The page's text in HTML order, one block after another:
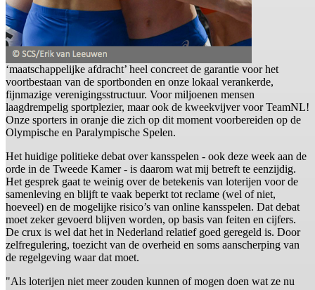
‘maatschappelijke afdracht’ heel concreet de garantie voor het
voortbestaan van de sportbonden en onze lokaal verankerde,
fijnmazige verenigingsstructuur. Voor miljoenen mensen
laagdrempelig sportplezier, maar ook de kweekvijver voor TeamNL!
Onze sporters in oranje die zich op dit moment voorbereiden op de
Olympische en Paralympische Spelen.
Het huidige politieke debat over kansspelen - ook deze week aan de
orde in de Tweede Kamer - is daarom wat mij betreft te eenzijdig.
Het gesprek gaat te weinig over de betekenis van loterijen voor de
samenleving en blijft te vaak beperkt tot reclame (wel of niet,
hoeveel) en de mogelijke risico’s van online kansspelen. Dat debat
moet zeker gevoerd blijven worden, op basis van feiten en cijfers.
De crux is wel dat het in Nederland relatief goed geregeld is. Door
zelfregulering, toezicht van de overheid en soms aanscherping van
de regelgeving waar dat moet.
"Als loterijen niet meer zouden kunnen of mogen doen wat ze nu